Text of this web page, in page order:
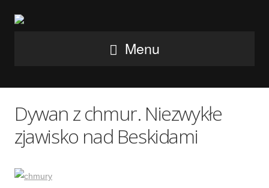
Menu
Dywan z chmur. Niezwykłe
zjawisko nad Beskidami